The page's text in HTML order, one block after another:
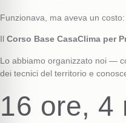
Funzionava, ma aveva un
Il Corso Base CasaClima per
Lo abbiamo organizzato noi —
dei tecnici del territorio e
16 ore, 4